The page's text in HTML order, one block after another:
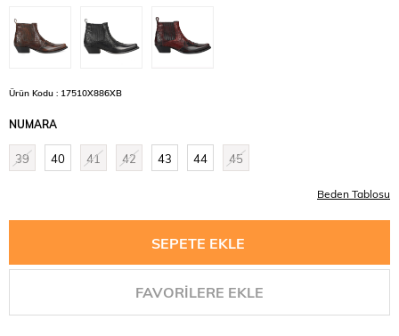
Ürün Kodu : 17510X886XB
NUMARA
39 40 41 42 43 44 45
Beden Tablosu
FAVORILERE EKLE